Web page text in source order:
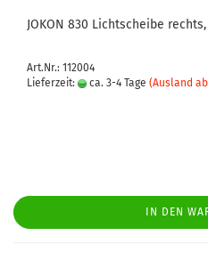
JOKON 830 Lichtscheibe rechts,
Art.Nr.: 112004
Lieferzeit:
ca. 3-4 Tage (Ausland
IN DEN